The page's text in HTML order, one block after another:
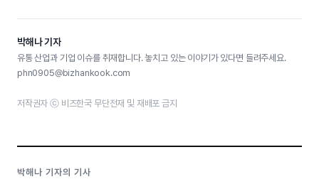
박해나 기자
유통 산업과 기업 이슈를 취재합니다. 놓치고 있는 이야기가 있다면 들려주세요.
phn0905@bizhankook.com
저작권자 ⓒ 비즈한국 무단전재 및 재배포 금지
박해나 기자의 기사